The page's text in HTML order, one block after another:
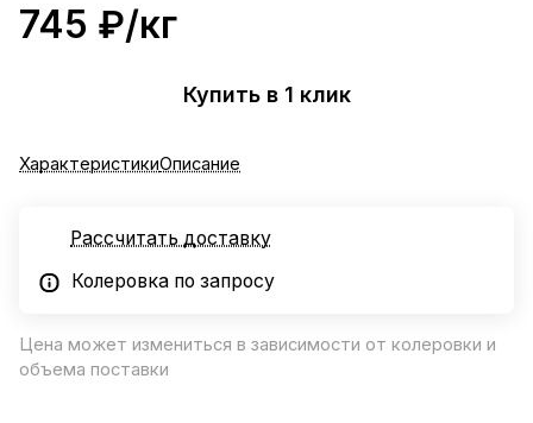
745 ₽/кг
Купить в 1 клик
ХарактеристикиОписание
Рассчитать доставку
Колеровка по запросу
Цена может измениться в зависимости от колеровки и
объема поставки